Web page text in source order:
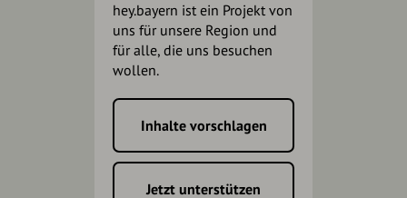
hey.bayern ist ein Projekt von
uns für unsere Region und
für alle, die uns besuchen
wollen.
Inhalte vorschlagen
Jetzt unterstützen